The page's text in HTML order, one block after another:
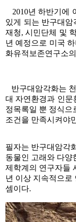
2010년 하반기에
있게 되는 반구대
재청, 시민단체 및
년 예정으로 미국
화유적보존연구소
반구대암각화는
대 자연환경과 인문
정목록일 뿐 정식으
조건을 만족시켜야
필자는 반구대암각
동물인 고래와 다양
제학계의 연구자들
년 이상 지속적으
셈이다.